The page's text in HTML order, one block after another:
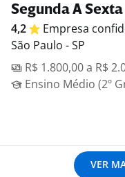
Segunda A Sexta
4,2 Empresa
São Paulo - SP
R$ 1.800,00 a R$
Ensino Médio (2º
VER